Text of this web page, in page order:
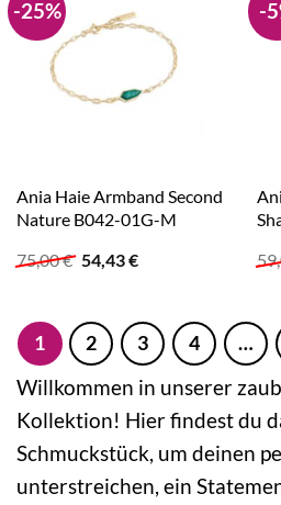
-25%
Ania Haie Armband Second
Nature B042-01G-M
75,00€ Ursprünglicher
54,43€Aktueller
-
1 2 3 4 …
Willkommen in unserer
Kollektion! Hier findest du
Schmuckstück, um deinen
unterstreichen, ein